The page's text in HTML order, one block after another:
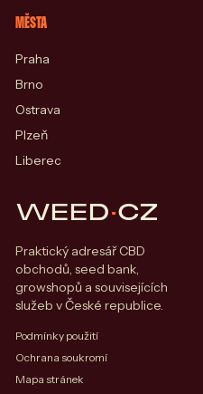
MĚSTA
Praha
Brno
Ostrava
Plzeň
Liberec
WEED·CZ
Praktický adresář CBD
obchodů, seed bank,
growshopů a souvisejících
služeb v České republice.
Podmínky použití
Ochrana soukromí
Mapa stránek